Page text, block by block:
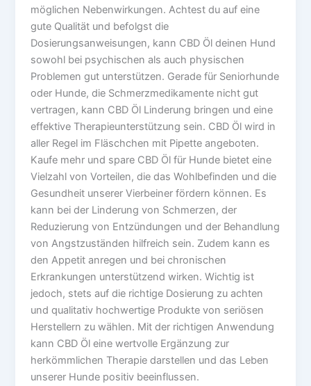
möglichen Nebenwirkungen. Achtest du auf eine
gute Qualität und befolgst die
Dosierungsanweisungen, kann CBD Öl deinen Hund
sowohl bei psychischen als auch physischen
Problemen gut unterstützen. Gerade für Seniorhunde
oder Hunde, die Schmerzmedikamente nicht gut
vertragen, kann CBD Öl Linderung bringen und eine
effektive Therapieunterstützung sein. CBD Öl wird in
aller Regel im Fläschchen mit Pipette angeboten.
Kaufe mehr und spare CBD Öl für Hunde bietet eine
Vielzahl von Vorteilen, die das Wohlbefinden und die
Gesundheit unserer Vierbeiner fördern können. Es
kann bei der Linderung von Schmerzen, der
Reduzierung von Entzündungen und der Behandlung
von Angstzuständen hilfreich sein. Zudem kann es
den Appetit anregen und bei chronischen
Erkrankungen unterstützend wirken. Wichtig ist
jedoch, stets auf die richtige Dosierung zu achten
und qualitativ hochwertige Produkte von seriösen
Herstellern zu wählen. Mit der richtigen Anwendung
kann CBD Öl eine wertvolle Ergänzung zur
herkömmlichen Therapie darstellen und das Leben
unserer Hunde positiv beeinflussen.